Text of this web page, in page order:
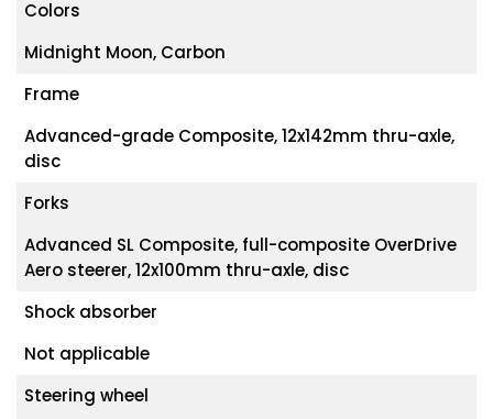
Colors
Midnight Moon, Carbon
Frame
Advanced-grade Composite, 12x142mm thru-axle,
disc
Forks
Advanced SL Composite, full-composite OverDrive
Aero steerer, 12x100mm thru-axle, disc
Shock absorber
Not applicable
Steering wheel